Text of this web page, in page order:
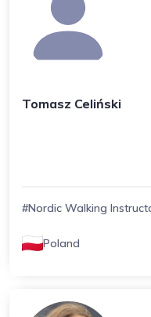
Tomasz Celiński
#Nordic Walking
Poland